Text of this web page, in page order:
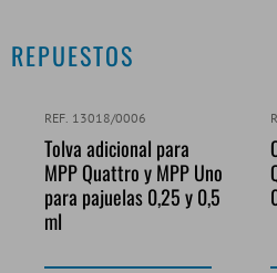
REPUESTOS
REF. 13018/0006
Tolva adicional para
MPP Quattro y MPP Uno
para pajuelas 0,25 y 0,5
ml